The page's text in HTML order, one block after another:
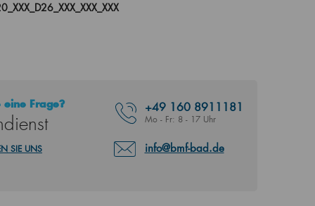
eine Frage? +49 160 8911181
Mo - Fr: 8 - 17 Uhr
info@bmf-bad.de
SIE UNS